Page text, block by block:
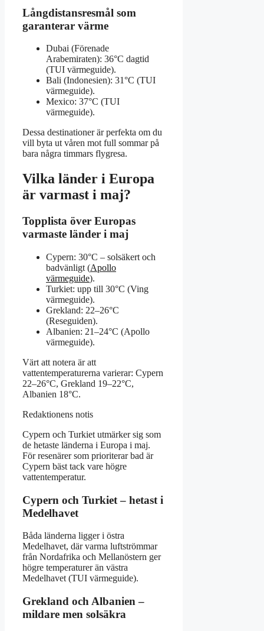
Långdistansresmål som
garanterar värme
Dubai (Förenade
Arabemiraten): 36°C dagtid
(TUI värmeguide).
Bali (Indonesien): 31°C (TUI
värmeguide).
Mexico: 37°C (TUI
värmeguide).
Dessa destinationer är perfekta om du
vill byta ut våren mot full sommar på
bara några timmars flygresa.
Vilka länder i Europa
är varmast i maj?
Topplista över Europas
varmaste länder i maj
Cypern: 30°C – solsäkert och
badvänligt (Apollo
värmeguide).
Turkiet: upp till 30°C (Ving
värmeguide).
Grekland: 22–26°C
(Reseguiden).
Albanien: 21–24°C (Apollo
värmeguide).
Värt att notera är att
vattentemperaturerna varierar: Cypern
22–26°C, Grekland 19–22°C,
Albanien 18°C.
Redaktionens notis
Cypern och Turkiet utmärker sig som
de hetaste länderna i Europa i maj.
För resenärer som prioriterar bad är
Cypern bäst tack vare högre
vattentemperatur.
Cypern och Turkiet – hetast i
Medelhavet
Båda länderna ligger i östra
Medelhavet, där varma luftströmmar
från Nordafrika och Mellanöstern ger
högre temperaturer än västra
Medelhavet (TUI värmeguide).
Grekland och Albanien –
mildare men solsäkra